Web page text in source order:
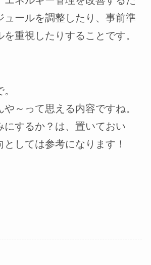
ュールを調整したり、事前準
重視したりすることです。
～って思える内容ですね。
にするか？は、置いておい
しては参考になります！